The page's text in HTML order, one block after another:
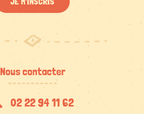
Nous contacter
02 22 94 11 62